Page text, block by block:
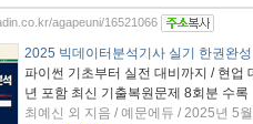
agapeuni/16521066
2025 빅데이터분석기사 실기 한권완
파이썬 기초부터 실전 대비까지 / 현업
년 포함 최신 기출복원문제 8회분 수록
최예신 외 지음 / 예문에듀 / 2025년 5월